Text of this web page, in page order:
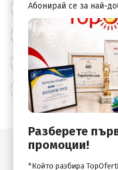
Цената
Цената не
Описание на
Абонирай се за най-
Разберете
промоции!
*Който разбира